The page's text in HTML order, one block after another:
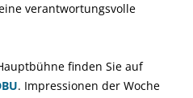
verantwortungsvolle
finden Sie auf
. Impressionen der Woche